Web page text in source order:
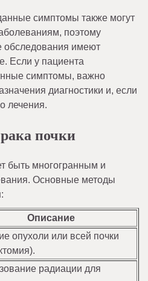
симптомы также могут
поэтому
обследования имеют
Если у пациента
симптомы, важно
диагностики и, если
лечения.
почки
быть многогранным и
Основные методы
Описание
опухоли или всей почки
радиации для